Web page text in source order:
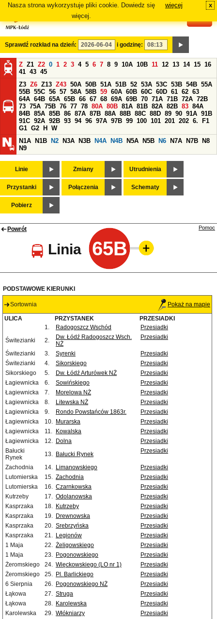
Nasza strona wykorzystuje pliki cookie. Dowiedz się
więcej.
więcej x
Sprawdź rozkład na dzień: i godzinę:
Z Z1 Z2 0 1 2 3 4 5 6 7 8 9 10A 10B 11 12 13 14 15 16
41 43 45
Z3 Z6 Z13 Z43 50A 50B 51A 51B 52 53A 53C 53B 54B 55A
55B 55C 56 57 58A 58B 59 60A 60B 60C 60D 61 62 63
64A 64B 65A 65B 66 67 68 69A 69B 70 71A 71B 72A 72B
73 75A 75B 76 77 78 80A 80B 81A 81B 82A 82B 83 84A
84B 85A 85B 86 87A 87B 88A 88B 88C 88D 89 90 91A 91B
91C 92A 92B 93 94 96 97A 97B 99 100 101 201 202 6.
F1
G1 G2 H
W
N1A
N1B N2 N3A N3B N4A N4B N5A N5B N6 N7A N7B
N8
N9
Linie Zmiany Utrudnienia
Przystanki Połączenia Schematy
Pobierz
Powrót
Linia 65B
Pomoc
PODSTAWOWE KIERUNKI
Sortownia Pokaż na mapie
ULICA PRZYSTANEK
PRZESIADKI
1.
Radogoszcz Wschód
Przesiadki
Świtezianki
2.
Dw. Łódź Radogoszcz Wsch.
NŻ
Przesiadki
Świtezianki 3. Syrenki
Przesiadki
Świtezianki
4. Sikorskiego
Przesiadki
Sikorskiego
5. Dw. Łódź Arturówek NŻ
Przesiadki
Łagiewnicka
6. Sowińskiego
Przesiadki
Łagiewnicka
7. Morelowa NŻ
Przesiadki
Łagiewnicka
8. Litewska NŻ
Przesiadki
Łagiewnicka
9. Rondo Powstańców 1863r.
Przesiadki
Łagiewnicka
10. Murarska
Przesiadki
Łagiewnicka
11. Kowalska
Przesiadki
Łagiewnicka
12. Dolna
Przesiadki
Bałucki
Rynek
13. Bałucki Rynek Przesiadki
Zachodnia 14. Limanowskiego
Przesiadki
Lutomierska
15. Zachodnia
Przesiadki
Lutomierska
16. Czarnkowska
Przesiadki
Kutrzeby
17. Odolanowska
Przesiadki
Kasprzaka
18. Kutrzeby
Przesiadki
Kasprzaka
19. Drewnowska
Przesiadki
Kasprzaka
20. Srebrzyńska
Przesiadki
Kasprzaka
21. Legionów
Przesiadki
1 Maja
22. Żeligowskiego
Przesiadki
1 Maja
23. Pogonowskiego
Przesiadki
Żeromskiego
24. Więckowskiego (LO nr 1)
Przesiadki
Żeromskiego
25. Pl. Barlickiego
Przesiadki
6 Sierpnia
26. Pogonowskiego NŻ
Przesiadki
Łąkowa
27. Struga
Przesiadki
Łąkowa
28. Karolewska
Przesiadki
Karolewska
29. Włókniarzy
Przesiadki